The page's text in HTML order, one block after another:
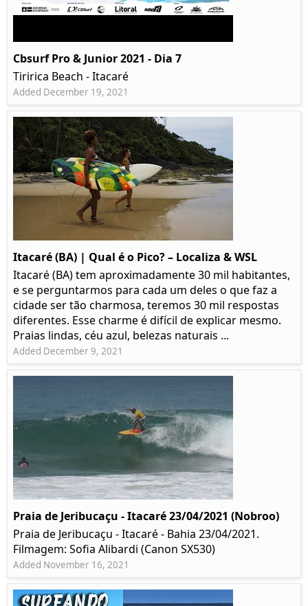
Cbsurf Pro & Junior 2021 - Dia 7
Tiririca Beach - Itacaré
Added December 19, 2021
Itacaré (BA) | Qual é o Pico? – Localiza & WSL​​
Itacaré (BA) tem aproximadamente 30 mil habitantes,
e se perguntarmos para cada um deles o que faz a
cidade ser tão charmosa, teremos 30 mil respostas
diferentes. Esse charme é difícil de explicar mesmo.
Praias lindas, céu azul, belezas naturais ...
Added December 9, 2021
Praia de Jeribucaçu - Itacaré 23/04/2021 (Nobroo)
Praia de Jeribucaçu - Itacaré - Bahia 23/04/2021.
Filmagem: Sofia Alibardi (Canon SX530)
Added November 16, 2021